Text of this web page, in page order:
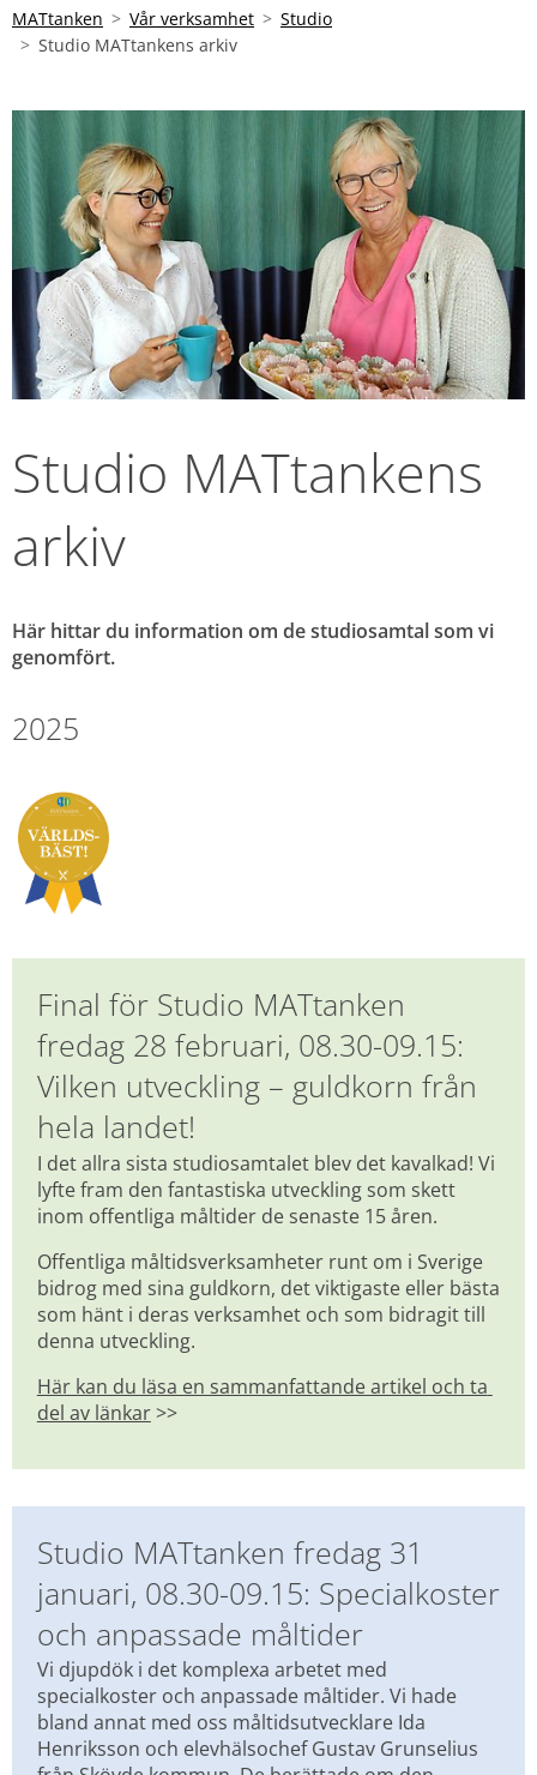
MATtanken Vår verksamhet
Studio
Studio MATtankens arkiv
Studio MATtankens
arkiv
Här hittar du information om de studiosamtal som vi
genomfört.
2025
Final för Studio MATtanken
fredag 28 februari, 08.30-09.15:
Vilken utveckling – guldkorn från
hela landet!
I det allra sista studiosamtalet blev det kavalkad! Vi
lyfte fram den fantastiska utveckling som skett
inom offentliga måltider de senaste 15 åren.
Offentliga måltidsverksamheter runt om i Sverige
bidrog med sina guldkorn, det viktigaste eller bästa
som hänt i deras verksamhet och som bidragit till
denna utveckling.
Här kan du läsa en sammanfattande artikel och ta
del av länkar >>
Studio MATtanken fredag 31
januari, 08.30-09.15: Specialkoster
och anpassade måltider
Vi djupdök i det komplexa arbetet med
specialkoster och anpassade måltider. Vi hade
bland annat med oss måltidsutvecklare Ida
Henriksson och elevhälsochef Gustav Grunselius